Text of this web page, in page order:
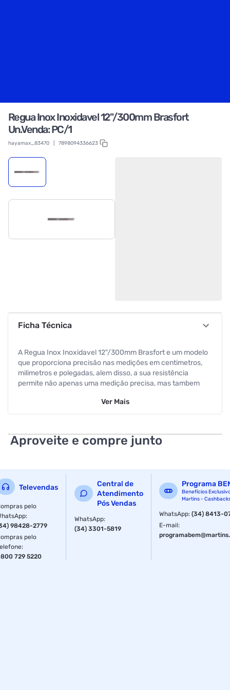
Regua Inox Inoxidavel 12"/300mm Brasfort
Un.Venda: PC/1
hayamax_83470 7898094336623
Ficha Técnica
A Regua Inox Inoxidavel 12"/300mm Brasfort e um modelo
que proporciona precisão nas medições em centimetros,
milimetros e polegadas, alem disso, a sua resistência
permite não apenas uma medição precisa, mas tambem
garantindo segurança e eficiência em suas tarefas.
Ver Mais
Aproveite e compre junto
Televendas
pelo
:
98428-2779
pelo
:
729 5220
Central de
Atendimento
Pós Vendas
WhatsApp:
(34) 3301-5819
Programa
Benefícios
Martins -
WhatsApp:(34) 8413-
E-mail: